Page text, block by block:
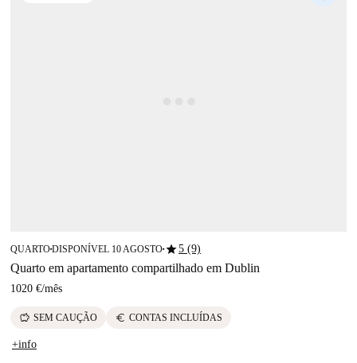
QUARTO■DISPONÍVEL 10 AGOSTO■star5 (9)
Quarto em apartamento compartilhado em Dublin
1020 €/mês
savings SEM CAUÇÃO euro CONTAS INCLUÍDAS
+info